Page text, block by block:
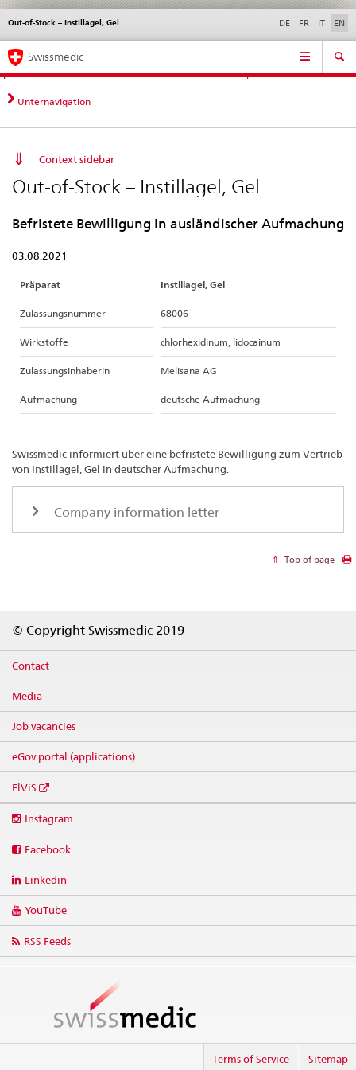
Direct
navigation:
news,
legal
contact
News &
standards
Contact | Support &
Help
Out-of-Stock – Instillagel, Gel
Languages DE FR IT EN
Service
Main
Navigation
Swissmedic
Unternavigation
Context sidebar
Out-of-Stock – Instillagel, Gel
Befristete Bewilligung in ausländischer Aufmachung
03.08.2021
Präparat Instillagel, Gel
Zulassungsnummer 68006
Wirkstoffe chlorhexidinum, lidocainum
Zulassungsinhaberin Melisana AG
Aufmachung deutsche Aufmachung
Swissmedic informiert über eine befristete Bewilligung zum Vertrieb
von Instillagel, Gel in deutscher Aufmachung.
Company information letter
Top of page
© Copyright Swissmedic 2019
Contact
Media
Job vacancies
eGov portal (applications)
ElViS
media
Instagram
Facebook
Linkedin
YouTube
RSS Feeds
Terms of Service Sitemap